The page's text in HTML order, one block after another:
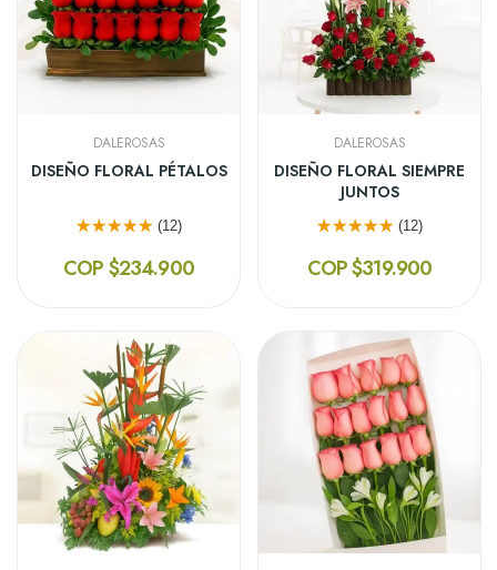
DALEROSAS
DISEÑO FLORAL PÉTALOS
(12)
COP $234.900
DALEROSAS
DISEÑO FLORAL SIEMPRE
JUNTOS
(12)
COP $319.900